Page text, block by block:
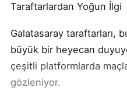
Taraftarlardan Yoğun İlgi
Galatasaray taraftarları,
büyük bir heyecan
çeşitli platformlarda
gözleniyor.